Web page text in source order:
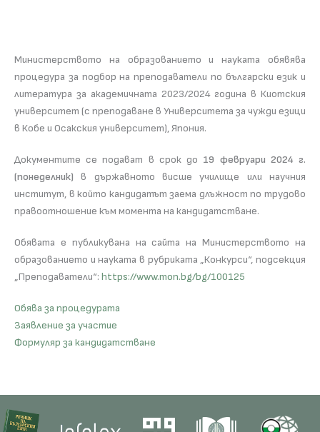
Министерството на образованието и науката обявява
процедура за подбор на преподаватели по български език и
литература за академичната 2023/2024 година в Киотския
университет (с преподаване в Университета за чужди езици
в Кобе и Осакския университет), Япония.
Документите се подават в срок до 19 февруари 2024 г.
(понеделник) в държавното висше училище или научния
институт, в който кандидатът заема длъжност по трудово
правоотношение към момента на кандидатстване.
Обявата е публикувана на сайта на Министерството на
образованието и науката в рубриката „Конкурси“, подсекция
„Преподаватели“: https://www.mon.bg/bg/100125
Обява за процедурата
Заявление за участие
Формуляр за кандидатстване